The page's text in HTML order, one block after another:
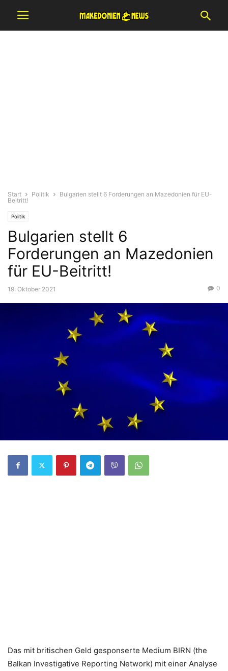
Start Politik
Bulgarien stellt 6 Forderungen an Mazedonien für EU-
Beitritt!
Politik
Bulgarien stellt 6
Forderungen an Mazedonien
für EU-Beitritt!
19. Oktober 2021 0
Das mit britischen Geld gesponserte Medium BIRN (the
Balkan Investigative Reporting Network) mit einer Analyse